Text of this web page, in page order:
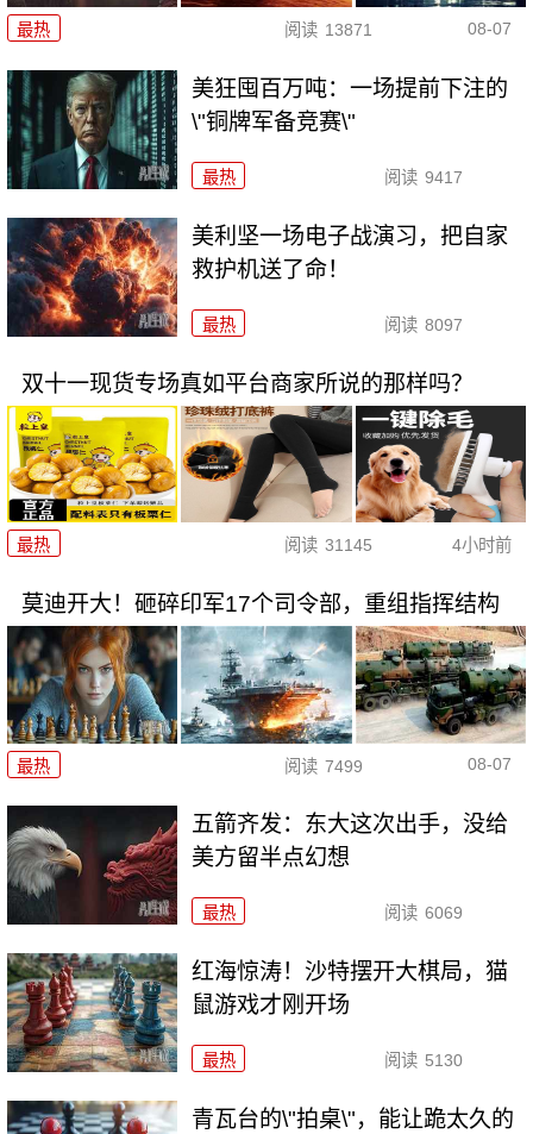
最热 阅读 13871 08-07
美狂囤百万吨：一场提前下注的
\"铜牌军备竞赛\"
最热 阅读 9417
美利坚一场电子战演习，把自家
救护机送了命！
最热 阅读 8097
双十一现货专场真如平台商家所说的那样吗？
最热 阅读 31145 4小时前
莫迪开大！砸碎印军17个司令部，重组指挥结构
最热 阅读 7499 08-07
五箭齐发：东大这次出手，没给
美方留半点幻想
最热 阅读 6069
红海惊涛！沙特摆开大棋局，猫
鼠游戏才刚开场
最热 阅读 5130
青瓦台的\"拍桌\"，能让跪太久的